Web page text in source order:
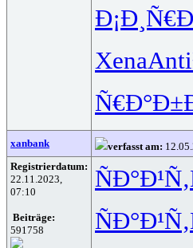
Ð¡Ð¸Ñ€Ð¸
XenaAnti
xanbank verfasst am:
Registrierdatum:
22.11.2023,
07:10
Beiträge:
591758
ÑÐ°Ð¹Ñ‚
ÑÐ°Ð¹Ñ‚